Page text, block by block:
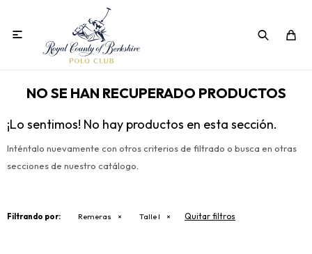

NO SE HAN RECUPERADO PRODUCTOS
¡Lo sentimos! No hay productos en esta sección.
Inténtalo nuevamente con otros criterios de filtrado o busca en otras
secciones de nuestro catálogo.
Filtrando por: Remeras Talle l Quitar filtros